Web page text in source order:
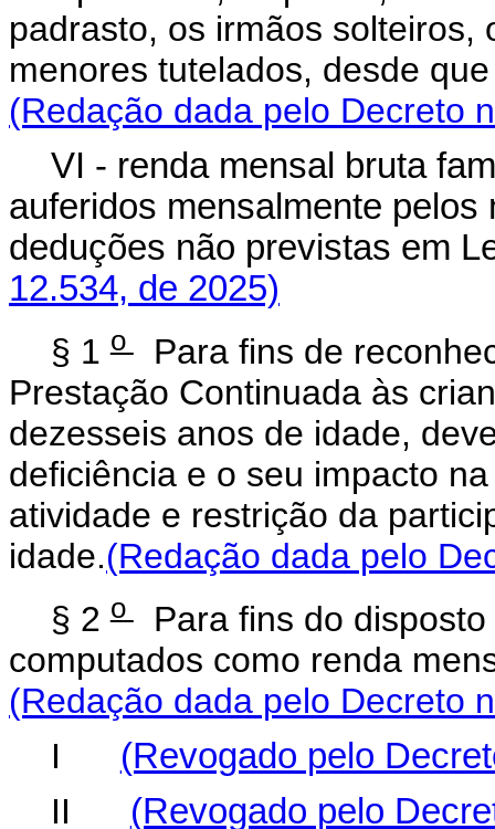
padrasto, os irmãos solteiros,
menores tutelados, desde
(Redação dada pelo Decreto
VI - renda mensal bruta
auferidos mensalmente
deduções não previstas em
12.534, de 2025)
§ 1o Para fins de
Prestação Continuada às
dezesseis anos de idade,
deficiência e o seu impacto
atividade e restrição da
idade.(Redação dada pelo
§ 2o Para fins do
computados como
(Redação dada pelo Decreto
I (Revogado pelo
II (Revogado pelo